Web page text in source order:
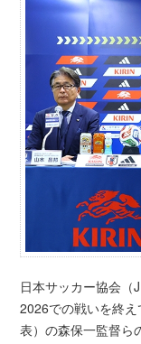
日本サッカー協会（
2026での戦いを終
表）の森保一監督ら